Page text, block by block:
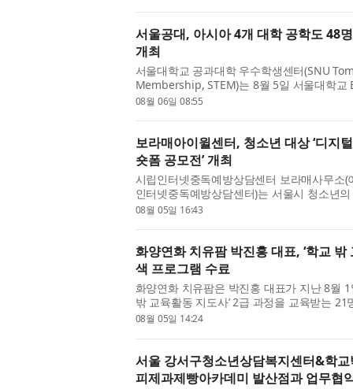
서울공대, 아시아 4개 대학 공학도 48
개최
서울대학교 공과대학 우수학생센터(SNU
Membership, STEM)는 8월 5일 서울대학교
개회식을 개최했다. 이번 프로그램에는 서울
08월 06일 08:55
보라매아이윌센터, 청소년 대상 ‘디지
숏폼 공모전’ 개최
시립인터넷중독예방상담센터 보라매사무소
인터넷중독예방상담센터)는 서울시 청소년
지털미디어 문화 조성을 위해 ‘디지털 윤리
08월 05일 16:43
화양연화 치유팜 박진홍 대표, ‘학교 밖
색 프로그램 수료
화양연화 치유팜은 박진홍 대표가 지난 8월
밖 교육활동 지도사’ 2급 과정을 교육받는
프로그램’​을 성공적으로 수료했다고 밝혔다
08월 05일 14:24
서울 강서구청소년상담복지센터&학
피제과제빵아카데미 발산점과 업무협